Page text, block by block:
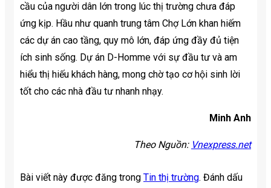
cầu của người dân lớn trong lúc thị trường chưa đáp
ứng kịp. Hầu như quanh trung tâm Chợ Lớn khan hiếm
các dự án cao tầng, quy mô lớn, đáp ứng đầy đủ tiện
ích sinh sống. Dự án D-Homme với sự đầu tư và am
hiểu thị hiếu khách hàng, mong chờ tạo cơ hội sinh lời
tốt cho các nhà đầu tư nhanh nhạy.
Minh Anh
Theo Nguồn: Vnexpress.net
Bài viết này được đăng trong Tin thị trường. Đánh dấu